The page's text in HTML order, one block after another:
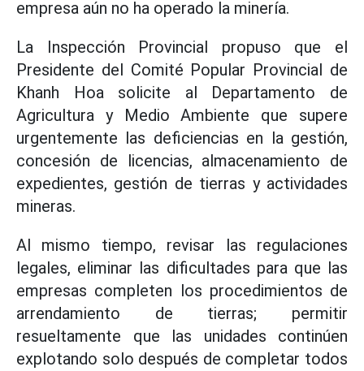
empresa aún no ha operado la minería.
La Inspección Provincial propuso que el
Presidente del Comité Popular Provincial de
Khanh Hoa solicite al Departamento de
Agricultura y Medio Ambiente que supere
urgentemente las deficiencias en la gestión,
concesión de licencias, almacenamiento de
expedientes, gestión de tierras y actividades
mineras.
Al mismo tiempo, revisar las regulaciones
legales, eliminar las dificultades para que las
empresas completen los procedimientos de
arrendamiento de tierras; permitir
resueltamente que las unidades continúen
explotando solo después de completar todos